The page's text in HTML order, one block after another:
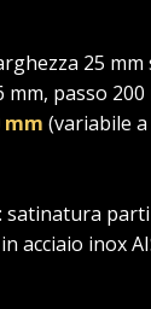
25 mm
passo 200
mm (variabile
parti
in acciaio inox